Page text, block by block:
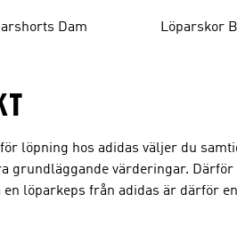
Dam Löparskor
löpning hos adidas väljer du
grundläggande värderingar.
löparkeps från adidas är därför